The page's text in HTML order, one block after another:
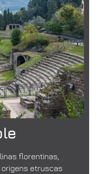
florentinas,
etruscas